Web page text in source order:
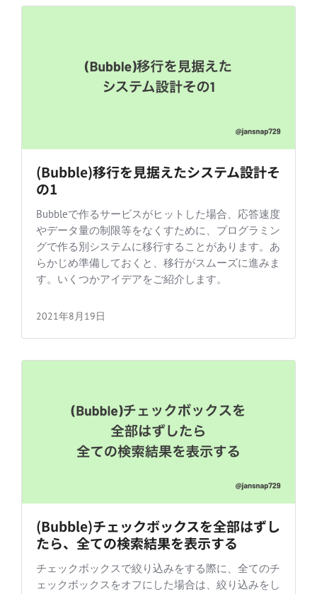
(Bubble)移行を見据えたシステム設計そ
の1
Bubbleで作るサービスがヒットした場合、応答速度
やデータ量の制限等をなくすために、プログラミン
グで作る別システムに移行することがあります。あ
らかじめ準備しておくと、移行がスムーズに進みま
す。いくつかアイデアをご紹介します。
2021年8月19日
(Bubble)チェックボックスを全部はずし
たら、全ての検索結果を表示する
チェックボックスで絞り込みをする際に、全てのチ
ェックボックスをオフにした場合は、絞り込みをし